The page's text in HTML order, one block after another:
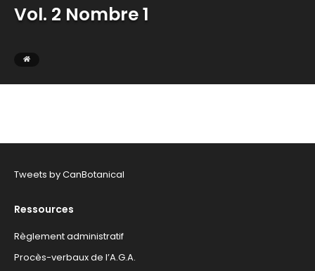
Vol. 2 Nombre 1
Tweets by CanBotanical
Ressources
Règlement administratif
Procès-verbaux de l’A.G.A.